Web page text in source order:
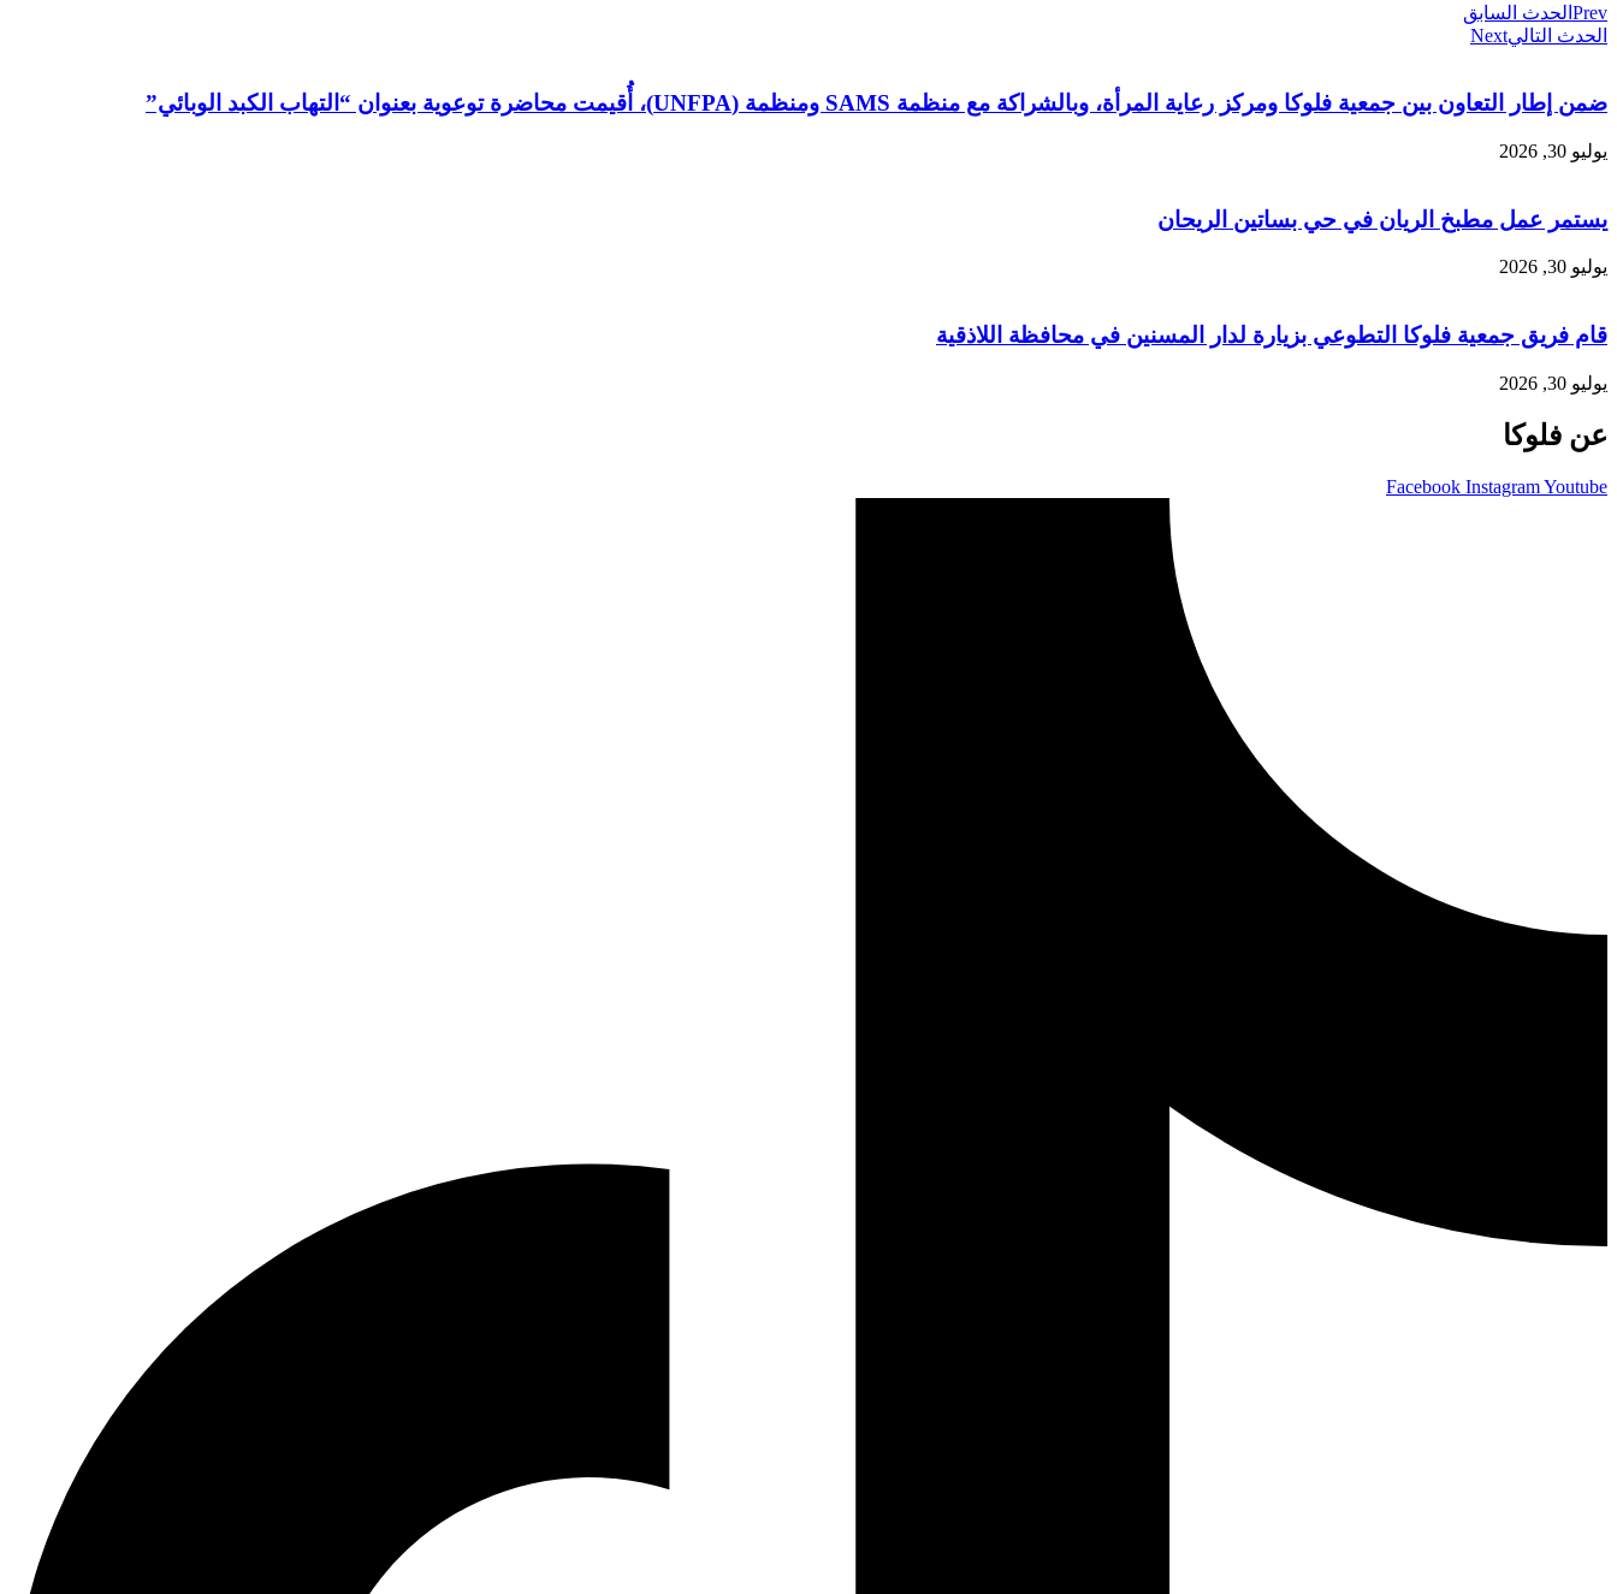
Prev الحدث السابق
الحدث التاليNext
ضمن إطار التعاون بين جمعية فلوكا ومركز رعاية المرأة، وبالشراكة مع منظمة SAMS ومنظمة (UNFPA)، أُقيمت محاضرة توعوية بعنوان “التهاب الكبد الوبائي”
يوليو 30, 2026
يستمر عمل مطبخ الريان في حي بساتين الريحان
يوليو 30, 2026
قام فريق جمعية فلوكا التطوعي بزيارة لدار المسنين في محافظة اللاذقية
يوليو 30, 2026
عن فلوكا
Facebook InstagramYoutube